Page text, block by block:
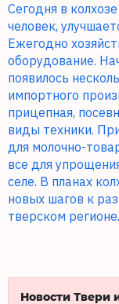
Сегодня в
человек,
Ежегодно
оборудование.
появилось
импортного
прицепная,
виды техники.
для молочно-
все для
селе. В планах
новых шагов к
тверском регионе.
Новости Твери